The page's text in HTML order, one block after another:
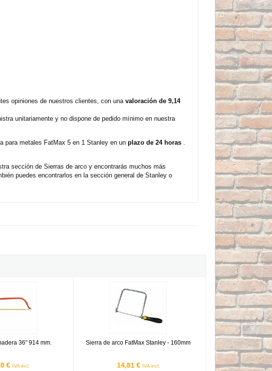
opiniones de nuestros clientes, con una valoración de 9,14
unitariamente y no dispone de pedido mínimo en nuestra
para metales FatMax 5 en 1 Stanley en un plazo de 24 horas
sección de Sierras de arco y encontrarás muchos más
puedes encontrarlos en la sección general de Stanley o
36" 914 mm.
€ IVA incl.
Sierra de arco FatMax Stanley - 160mm
14,81 € IVA incl.